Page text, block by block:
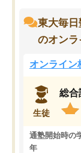
東大毎
のオン
オンライン
生徒
総合
通塾開始時の
年